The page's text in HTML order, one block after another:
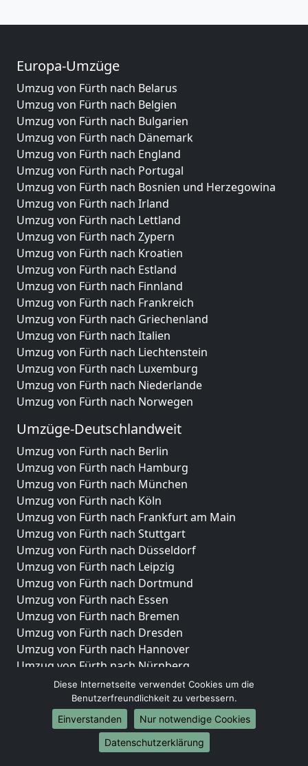
Europa-Umzüge
Umzug von Fürth nach Belarus
Umzug von Fürth nach Belgien
Umzug von Fürth nach Bulgarien
Umzug von Fürth nach Dänemark
Umzug von Fürth nach England
Umzug von Fürth nach Portugal
Umzug von Fürth nach Bosnien und Herzegowina
Umzug von Fürth nach Irland
Umzug von Fürth nach Lettland
Umzug von Fürth nach Zypern
Umzug von Fürth nach Kroatien
Umzug von Fürth nach Estland
Umzug von Fürth nach Finnland
Umzug von Fürth nach Frankreich
Umzug von Fürth nach Griechenland
Umzug von Fürth nach Italien
Umzug von Fürth nach Liechtenstein
Umzug von Fürth nach Luxemburg
Umzug von Fürth nach Niederlande
Umzug von Fürth nach Norwegen
Umzüge-Deutschlandweit
Umzug von Fürth nach Berlin
Umzug von Fürth nach Hamburg
Umzug von Fürth nach München
Umzug von Fürth nach Köln
Umzug von Fürth nach Frankfurt am Main
Umzug von Fürth nach Stuttgart
Umzug von Fürth nach Düsseldorf
Umzug von Fürth nach Leipzig
Umzug von Fürth nach Dortmund
Umzug von Fürth nach Essen
Umzug von Fürth nach Bremen
Umzug von Fürth nach Dresden
Umzug von Fürth nach Hannover
Umzug von Fürth nach Nürnberg
Umzug von Fürth nach Duisburg
Umzug von Fürth nach Bochum
Umzug von Fürth nach Wuppertal
Umzug von Fürth nach Bielefeld
Umzug von Fürth nach Bonn
Diese Internetseite verwendet Cookies um die
Benutzerfreundlichkeit zu verbessern.
Einverstanden
Nur notwendige Cookies
Datenschutzerklärung